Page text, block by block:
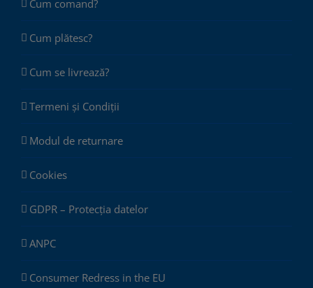
Cum comand?
Cum plătesc?
Cum se livrează?
Termeni și Condiții
Modul de returnare
Cookies
GDPR – Protecția datelor
ANPC
Consumer Redress in the EU